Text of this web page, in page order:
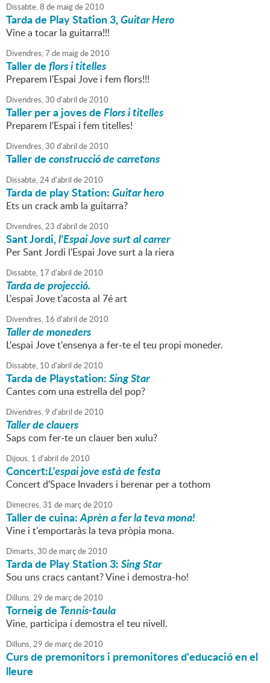
Dissabte,8 de maigde2010
Tarda de Play Station 3,Guitar Hero
Vine a tocar la guitarra!!!
Divendres,7 de maigde2010
Taller deflors i titelles
Preparem l'Espai Jove i fem flors!!!
Divendres,30 d'abril de2010
Taller per a joves deFlors i titelles
Preparem l'Espai i fem titelles!
Divendres,30 d'abril de2010
Taller deconstrucció de carretons
Dissabte,24d'abril de2010
Tarda de play Station:Guitar hero
Ets un crack amb la guitarra?
Divendres,23 d'abril de2010
Sant Jordi,l'Espai Jove surt al carrer
Per Sant Jordi l'Espai Jove surt a la riera
Dissabte, 17 d'abril de2010
Tarda de projecció.
L'espai Jove t'acosta al 7é art
Divendres, 16 d'abril de2010
Taller de moneders
L'espai Jove t'ensenya a fer-te el teu propi moneder.
Dissabte, 10 d'abril de2010
Tarda de Playstation:Sing Star
Cantes com una estrella del pop?
Divendres,9 d'abril de2010
Taller de clauers
Saps com fer-te un clauer ben xulu?
Dijous, 1 d'abril de2010
Concert:L'espai jove està de festa
Concert d'Space Invaders i berenar per a tothom
Dimecres,31 de marçde2010
Taller de cuina:Aprèn a fer la teva mona!
Vine i t'emportaràs la teva pròpia mona.
Dimarts,30 de marçde2010
Tarda de Play Station 3:Sing Star
Sou uns cracs cantant? Vine i demostra-ho!
Dilluns,29 de marçde2010
Torneig de Tennis-taula
Vine, participa i demostra el teu nivell.
Dilluns,29 de marçde2010
Curs de premonitors i premonitores d'educació en el
lleure